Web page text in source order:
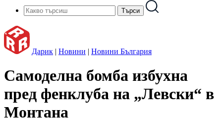
Дарик | Новини | Новини България
Самоделна бомба избухна
пред фенклуба на „Левски“ в
Монтана